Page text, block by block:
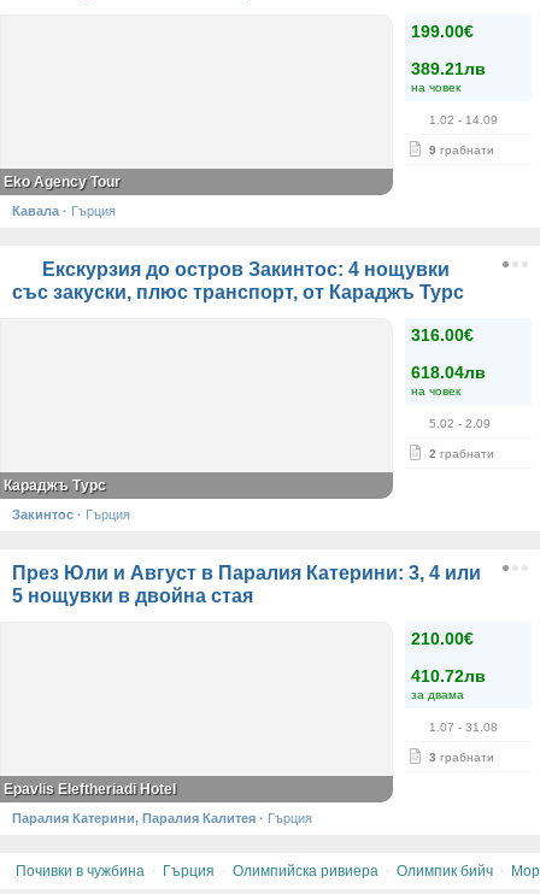
199.00€
389.21лв
на човек
1.02 - 14.09
9 грабнати
Eko Agency Tour
Кавала · Гърция
Екскурзия до остров Закинтос: 4 нощувки
със закуски, плюс транспорт, от Караджъ Турс
316.00€
618.04лв
на човек
5.02 - 2.09
2 грабнати
Караджъ Турс
Закинтос · Гърция
През Юли и Август в Паралия Катерини: 3, 4 или
5 нощувки в двойна стая
210.00€
410.72лв
за двама
1.07 - 31.08
3 грабнати
Epavlis Eleftheriadi Hotel
Паралия Катерини, Паралия Калитея · Гърция
Почивки в чужбина · Гърция · Олимпийска ривиера · Олимпик бийч ·